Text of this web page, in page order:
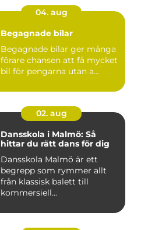
04. aug
Begagnade bilar
Begagnade bilar ger många
förare chansen att få mycket
bil för pengarna utan a...
02. aug
Dansskola i Malmö: Så
hittar du rätt dans för dig
Dansskola Malmö är ett
begrepp som rymmer allt
från klassisk balett till
kommersiell...